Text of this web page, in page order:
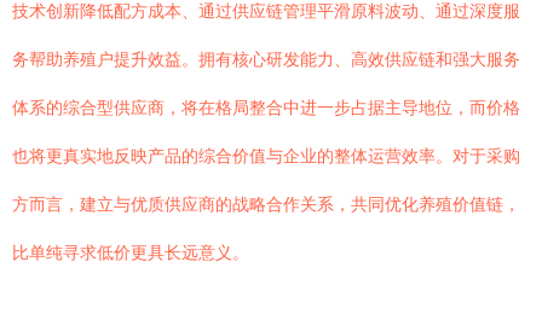
技术创新降低配方成本、通过供应链管理平滑原料波动、通过深度服
务帮助养殖户提升效益。拥有核心研发能力、高效供应链和强大服务
体系的综合型供应商，将在格局整合中进一步占据主导地位，而价格
也将更真实地反映产品的综合价值与企业的整体运营效率。对于采购
方而言，建立与优质供应商的战略合作关系，共同优化养殖价值链，
比单纯寻求低价更具长远意义。